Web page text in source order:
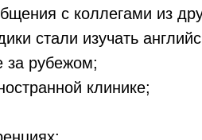
с коллегами из
стали изучать
за рубежом;
клинике;